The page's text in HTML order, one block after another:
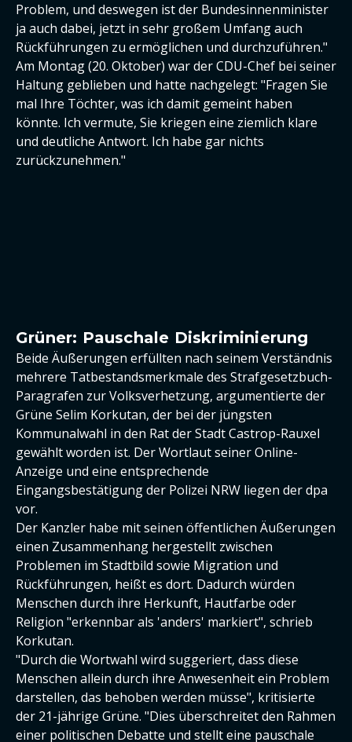
Problem, und deswegen ist der Bundesinnenminister
ja auch dabei, jetzt in sehr großem Umfang auch
Rückführungen zu ermöglichen und durchzuführen."
Am Montag (20. Oktober) war der CDU-Chef bei seiner
Haltung geblieben und hatte nachgelegt: "Fragen Sie
mal Ihre Töchter, was ich damit gemeint haben
könnte. Ich vermute, Sie kriegen eine ziemlich klare
und deutliche Antwort. Ich habe gar nichts
zurückzunehmen."
Grüner: Pauschale Diskriminierung
Beide Äußerungen erfüllten nach seinem Verständnis
mehrere Tatbestandsmerkmale des Strafgesetzbuch-
Paragrafen zur Volksverhetzung, argumentierte der
Grüne Selim Korkutan, der bei der jüngsten
Kommunalwahl in den Rat der Stadt Castrop-Rauxel
gewählt worden ist. Der Wortlaut seiner Online-
Anzeige und eine entsprechende
Eingangsbestätigung der Polizei NRW liegen der dpa
vor.
Der Kanzler habe mit seinen öffentlichen Äußerungen
einen Zusammenhang hergestellt zwischen
Problemen im Stadtbild sowie Migration und
Rückführungen, heißt es dort. Dadurch würden
Menschen durch ihre Herkunft, Hautfarbe oder
Religion "erkennbar als 'anders' markiert", schrieb
Korkutan.
"Durch die Wortwahl wird suggeriert, dass diese
Menschen allein durch ihre Anwesenheit ein Problem
darstellen, das behoben werden müsse", kritisierte
der 21-jährige Grüne. "Dies überschreitet den Rahmen
einer politischen Debatte und stellt eine pauschale